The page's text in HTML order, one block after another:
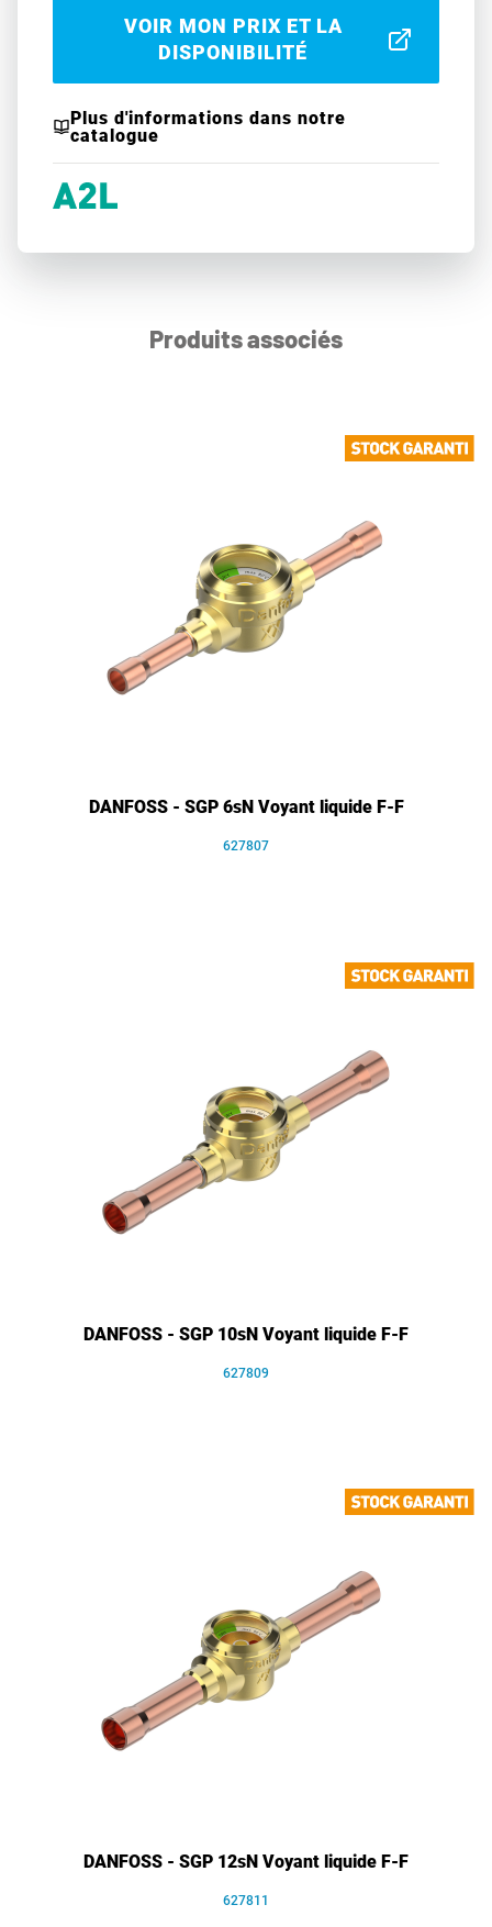
VOIR MON PRIX ET LA
DISPONIBILITÉ
Plus d'informations dans notre
catalogue
Produits associés
DANFOSS - SGP 6sN Voyant liquide F-F
627807
DANFOSS - SGP 10sN Voyant liquide F-F
627809
DANFOSS - SGP 12sN Voyant liquide F-F
627811